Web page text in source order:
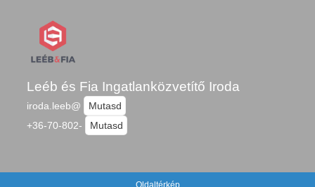
Leéb és Fia Ingatlanközvetítő Iroda
iroda.leeb@
Mutasd
+36-70-802-
Mutasd
Oldaltérkép